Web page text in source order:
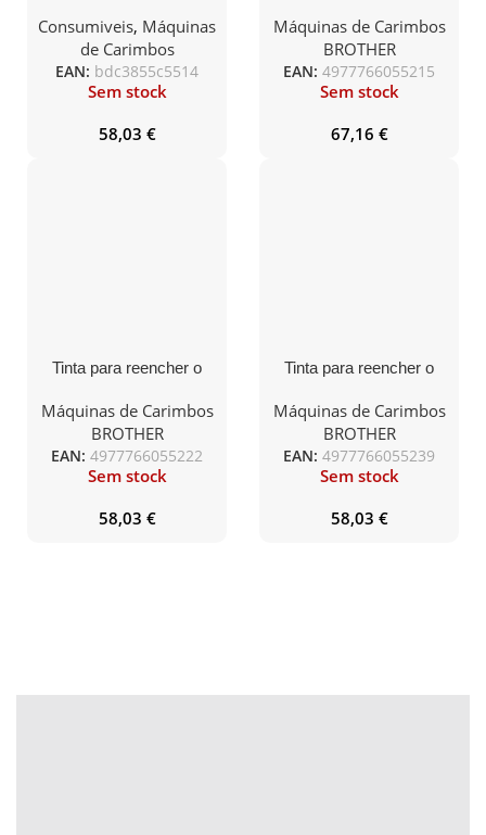
caixa de 12 unidades
Consumiveis, Máquinas
de Carimbos
EAN: bdc3855c5514
Sem stock
58,03 €
caixa de 12 unidades
Máquinas de Carimbos
BROTHER
EAN: 4977766055215
Sem stock
67,16 €
Tinta para reencher o
20CC – caixa de 12
unidades
Máquinas de Carimbos
BROTHER
EAN: 4977766055222
Sem stock
58,03 €
Tinta para reencher o
caixa de 12 unidades
Máquinas de Carimbos
BROTHER
EAN: 4977766055239
Sem stock
58,03 €